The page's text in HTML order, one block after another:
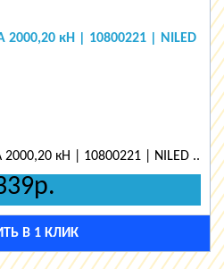
2000,20 кН | 10800221 | NILED
кН | 10800221 | NILED ..
В 1 КЛИК